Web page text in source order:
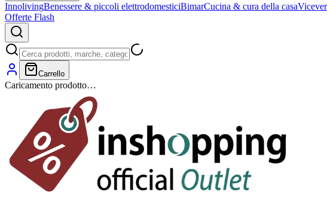
InnolivingBenessere & piccoli elettrodomesticiBimarCucina & cura della casa
Offerte Flash
Carrello
Caricamento prodotto…